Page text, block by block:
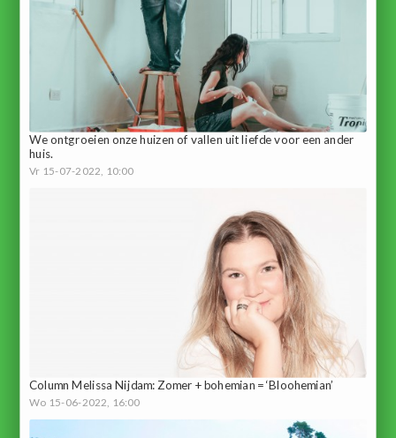
We ontgroeien onze huizen of vallen uit liefde voor een ander
huis.
Vr 15-07-2022, 10:00
Column Melissa Nijdam: Zomer + bohemian = ‘Bloohemian’
Wo 15-06-2022, 16:00